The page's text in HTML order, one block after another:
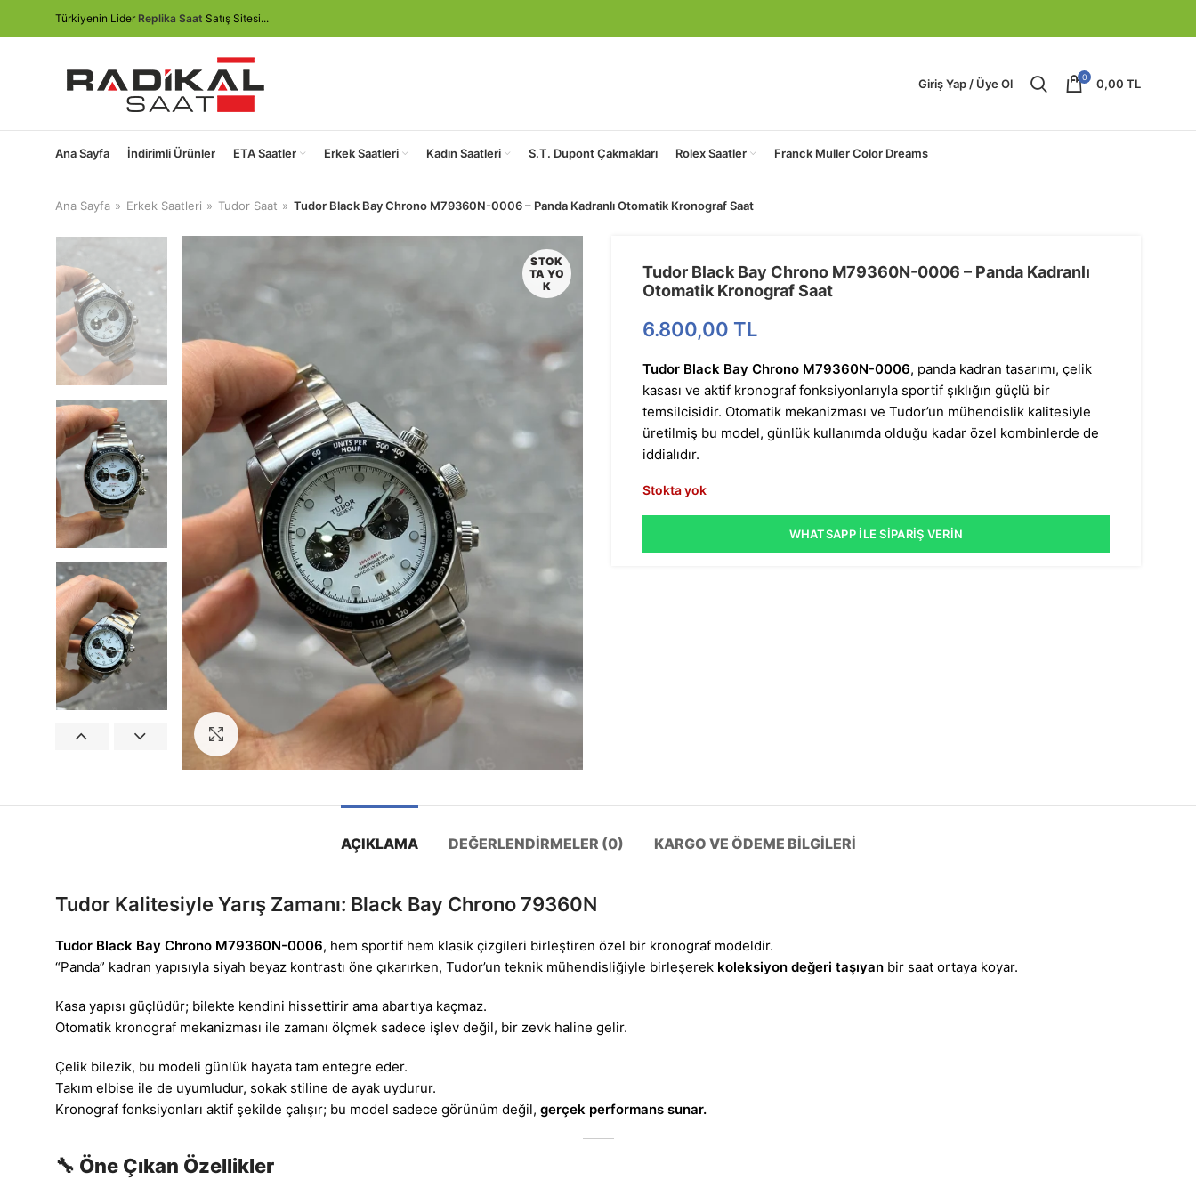
Türkiyenin Lider Replika Saat Satış Sitesi...
Giriş Yap / Üye Ol 0 0,00 TL
Ana Sayfa İndirimli Ürünler ETA Saatler Erkek Saatleri Kadın Saatleri S.T. Dupont Çakmakları Rolex Saatler Franck Muller Color Dreams
Ana Sayfa Erkek Saatleri Tudor Saat Tudor Black Bay Chrono M79360N-0006 – Panda Kadranlı Otomatik Kronograf Saat
STOK
TA YO
K
Görseli Büyütün
Tudor Black Bay Chrono M79360N-0006 – Panda Kadranlı
Otomatik Kronograf Saat
6.800,00 TL
Tudor Black Bay Chrono M79360N-0006, panda kadran tasarımı, çelik
kasası ve aktif kronograf fonksiyonlarıyla sportif şıklığın güçlü bir
temsilcisidir. Otomatik mekanizması ve Tudor’un mühendislik kalitesiyle
üretilmiş bu model, günlük kullanımda olduğu kadar özel kombinlerde de
iddialıdır.
Stokta yok
WHATSAPP İLE SIPARIŞ VERIN
AÇIKLAMA DEĞERLENDIRMELER (0) KARGO VE ÖDEME BILGILERI
Tudor Kalitesiyle Yarış Zamanı: Black Bay Chrono 79360N
Tudor Black Bay Chrono M79360N-0006, hem sportif hem klasik çizgileri birleştiren özel bir kronograf modeldir.
“Panda” kadran yapısıyla siyah beyaz kontrastı öne çıkarırken, Tudor’un teknik mühendisliğiyle birleşerek koleksiyon değeri taşıyan bir saat ortaya koyar.
Kasa yapısı güçlüdür; bilekte kendini hissettirir ama abartıya kaçmaz.
Otomatik kronograf mekanizması ile zamanı ölçmek sadece işlev değil, bir zevk haline gelir.
Çelik bilezik, bu modeli günlük hayata tam entegre eder.
Takım elbise ile de uyumludur, sokak stiline de ayak uydurur.
Kronograf fonksiyonları aktif şekilde çalışır; bu model sadece görünüm değil, gerçek performans sunar.
🔧 Öne Çıkan Özellikler